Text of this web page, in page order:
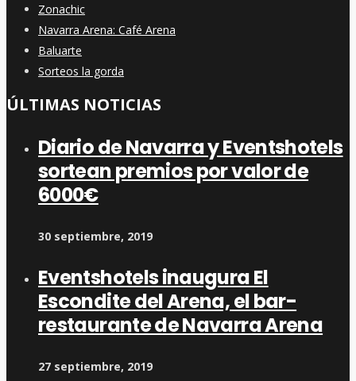
Zonachic
Navarra Arena: Café Arena
Baluarte
Sorteos la gorda
ÚLTIMAS NOTICIAS
Diario de Navarra y Eventshotels
sortean premios por valor de
6000€
30 septiembre, 2019
Eventshotels inaugura El
Escondite del Arena, el bar-
restaurante de Navarra Arena
27 septiembre, 2019